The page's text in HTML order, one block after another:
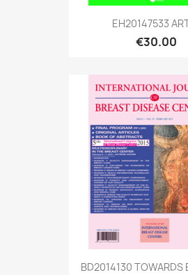
EH20147533
€30.00
BD2014130 TOWARDS